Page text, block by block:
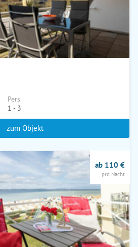
Pers
1 - 3
zum Objekt
ab 110 €
pro Nacht